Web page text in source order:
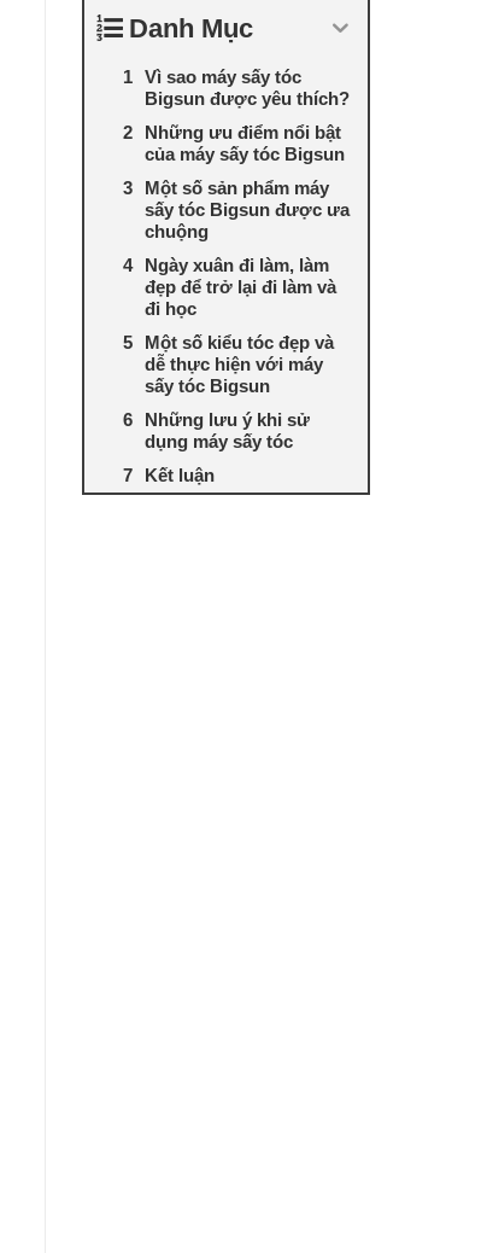
Danh Mục
Vì sao máy sấy tóc
Bigsun được yêu thích?
Những ưu điểm nổi bật
của máy sấy tóc Bigsun
Một số sản phẩm máy
sấy tóc Bigsun được ưa
chuộng
Ngày xuân đi làm, làm
đẹp để trở lại đi làm và
đi học
Một số kiểu tóc đẹp và
dễ thực hiện với máy
sấy tóc Bigsun
Những lưu ý khi sử
dụng máy sấy tóc
Kết luận